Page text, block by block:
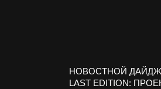
НОВОСТНОЙ
LAST EDITION: